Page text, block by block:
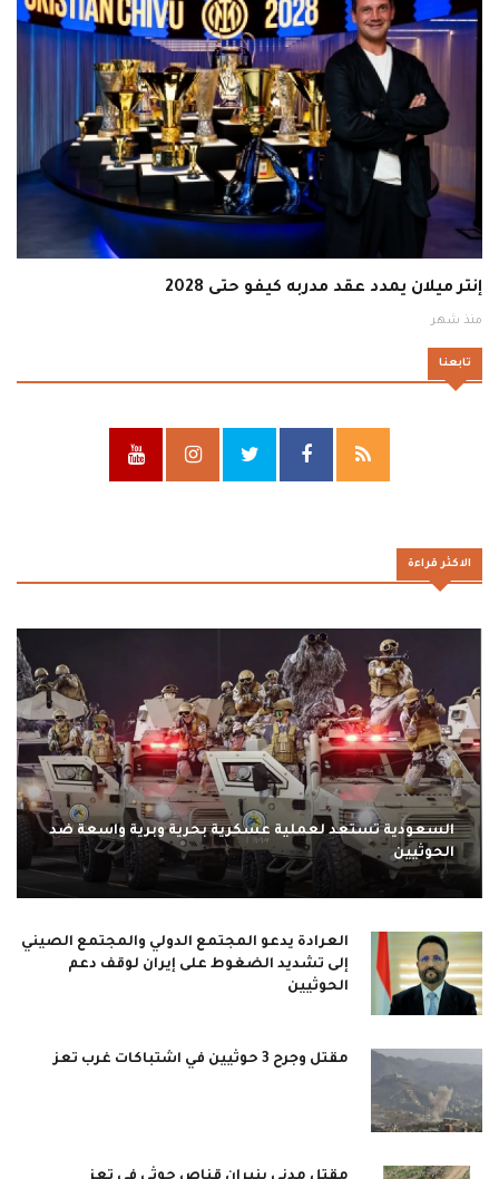
إنتر ميلان يمدد عقد مدربه كيفو حتى 2028
منذ شهر
تابعنا
الاكثر قراءة
السعودية تستعد لعملية عسكرية بحرية وبرية واسعة ضد
الحوثيين
العرادة يدعو المجتمع الدولي والمجتمع الصيني
إلى تشديد الضغوط على إيران لوقف دعم
الحوثيين
مقتل وجرح 3 حوثيين في اشتباكات غرب تعز